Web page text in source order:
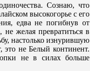
Сознаю, что
высокогорье с его
едва не погибнув от
желая превратиться в
настолько изнурившую
это не Белый континент.
не в силах больше